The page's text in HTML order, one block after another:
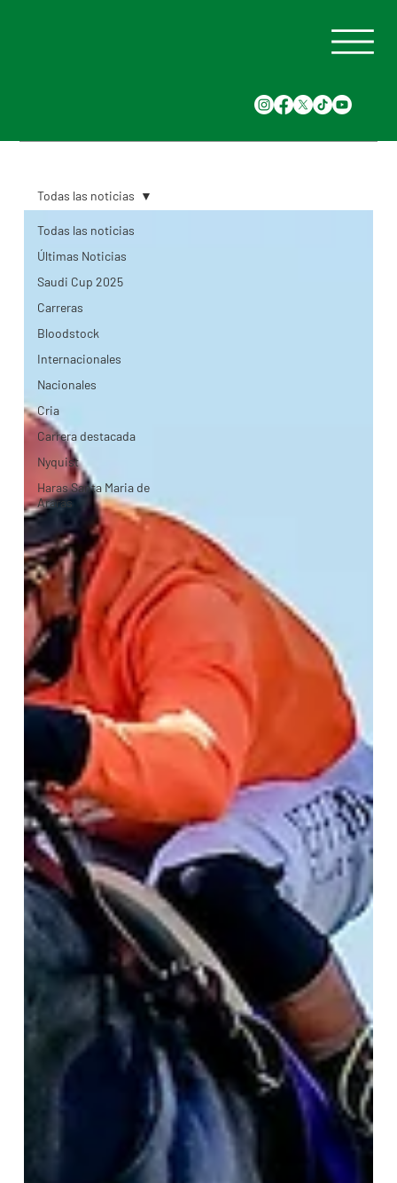
Todas las noticias
Últimas Noticias
Saudi Cup 2025
Carreras
Bloodstock
Internacionales
Nacionales
Cria
Carrera destacada
Nyquist
Haras Santa Maria de
Araras
Todas las noticias